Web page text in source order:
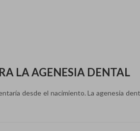
LA AGENESIA DENTAL
desde el nacimiento. La agenesia